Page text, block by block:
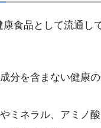
食品として流通し
分を含まない健康
ミネラル、アミノ